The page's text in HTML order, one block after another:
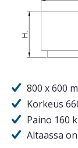
800 x 600
Korkeus
Paino 160
Altaassa